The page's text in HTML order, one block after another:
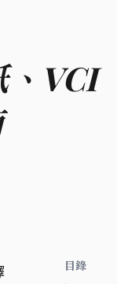
VCI
目錄